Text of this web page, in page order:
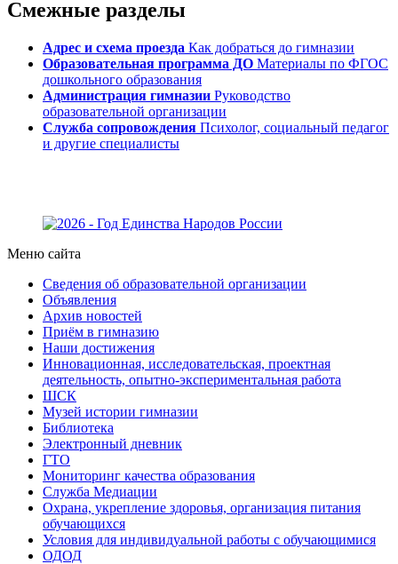
Смежные разделы
Адрес и схема проезда Как добраться до гимназии
Образовательная программа ДО Материалы по ФГОС
дошкольного образования
Администрация гимназии Руководство
образовательной организации
Служба сопровождения Психолог, социальный педагог
и другие специалисты
Меню сайта
Сведения об образовательной организации
Объявления
Архив новостей
Приём в гимназию
Наши достижения
Инновационная, исследовательская, проектная
деятельность, опытно-экспериментальная работа
ШСК
Музей истории гимназии
Библиотека
Электронный дневник
ГТО
Мониторинг качества образования
Служба Медиации
Охрана, укрепление здоровья, организация питания
обучающихся
Условия для индивидуальной работы с обучающимися
ОДОД